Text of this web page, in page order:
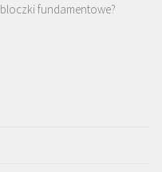
fundamentowe?